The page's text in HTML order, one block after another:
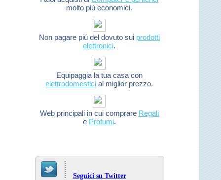
molto piú economici.
Non pagare piú del dovuto sui prodotti
elettronici.
Equipaggia la tua casa con
elettrodomestici al miglior prezzo.
Web principali in cui comprare Regali
e Profumi.
Seguici su Twitter